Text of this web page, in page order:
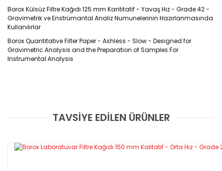
Borox Külsüz Filtre Kağıdı 125 mm Kantitatif - Yavaş Hız - Grade 42 -
Gravimetrik ve Enstrümantal Analiz Numunelerinin Hazırlanmasında
Kullanılırlar
Borox Quantitative Filter Paper - Ashless - Slow - Designed for
Gravimetric Analysis and the Preparation of Samples For
Instrumental Analysis
Bu ürüne ilk yorumu siz yapın!
Yorum Yaz
ve kimyasal dirence sahiptirler. Asitle
sertleştirilmiştir, bu da külü son derece düşük bir
TAVSİYE EDİLEN ÜRÜNLER